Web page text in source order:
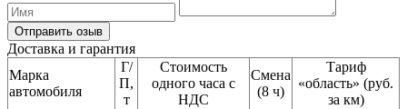
Отправить озыв
Доставка и гарантия
Марка
автомобиля
Г/
П,
т
Стоимость
одного часа с
НДС
Смена
(8 ч)
Тариф
«область» (руб.
за км)